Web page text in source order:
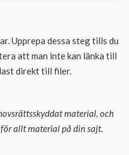
Upprepa dessa steg tills du
att man inte kan länka till
direkt till filer.
material, och
allt material på din sajt.